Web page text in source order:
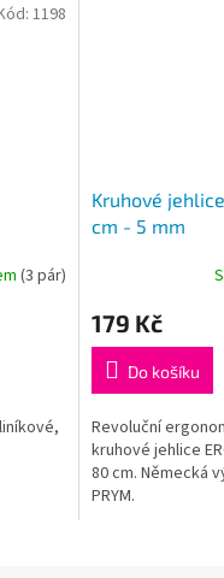
(3 pár)
1198
Kruhové
cm - 5 mm
produktu
je
5,0
z
5
hvězdiček.
179 Kč
Do košíku
Revoluční
kruhové jehlice
80 cm. Německá
PRYM.